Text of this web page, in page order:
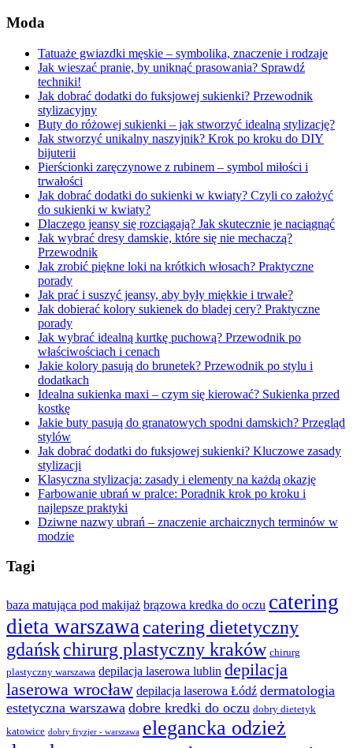
Moda
Tatuaże gwiazdki męskie – symbolika, znaczenie i rodzaje
Jak wieszać pranie, by uniknąć prasowania? Sprawdź
techniki!
Jak dobrać dodatki do fuksjowej sukienki? Przewodnik
stylizacyjny
Buty do różowej sukienki – jak stworzyć idealną stylizację?
Jak stworzyć unikalny naszyjnik? Krok po kroku do DIY
bijuterii
Pierścionki zaręczynowe z rubinem – symbol miłości i
trwałości
Jak dobrać dodatki do sukienki w kwiaty? Czyli co założyć
do sukienki w kwiaty?
Dlaczego jeansy się rozciągają? Jak skutecznie je naciągnąć
Jak wybrać dresy damskie, które się nie mechaczą?
Przewodnik
Jak zrobić piękne loki na krótkich włosach? Praktyczne
porady
Jak prać i suszyć jeansy, aby były miękkie i trwałe?
Jak dobierać kolory sukienek do bladej cery? Praktyczne
porady
Jak wybrać idealną kurtkę puchową? Przewodnik po
właściwościach i cenach
Jakie kolory pasują do brunetek? Przewodnik po stylu i
dodatkach
Idealna sukienka maxi – czym się kierować? Sukienka przed
kostkę
Jakie buty pasują do granatowych spodni damskich? Przegląd
stylów
Jak dobrać dodatki do fuksjowej sukienki? Kluczowe zasady
stylizacji
Klasyczna stylizacja: zasady i elementy na każdą okazję
Farbowanie ubrań w pralce: Poradnik krok po kroku i
najlepsze praktyki
Dziwne nazwy ubrań – znaczenie archaicznych terminów w
modzie
Tagi
baza matująca pod makijaż brązowa kredka do oczu catering
dieta warszawacatering dietetyczny
gdańskchirurg plastyczny kraków chirurg
plastyczny warszawa depilacja laserowa lublin depilacja
laserowa wrocław depilacja laserowa Łódź dermatologia
estetyczna warszawa dobre kredki do oczu dobry dietetyk
katowice dobry fryzjer - warszawa elegancka odzież